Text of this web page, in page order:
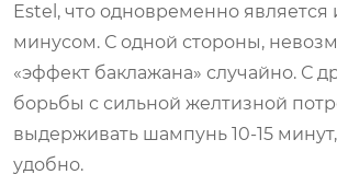
Estel, что одновременно
минусом. С одной стороны,
«эффект баклажана» случайно. С
борьбы с сильной желтизной
выдерживать шампунь 10-15 минут,
удобно.